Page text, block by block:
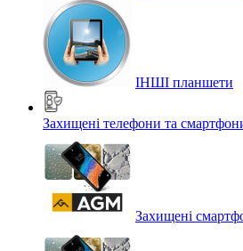
ІНШІ планшети
Захищені телефони та
Захищені